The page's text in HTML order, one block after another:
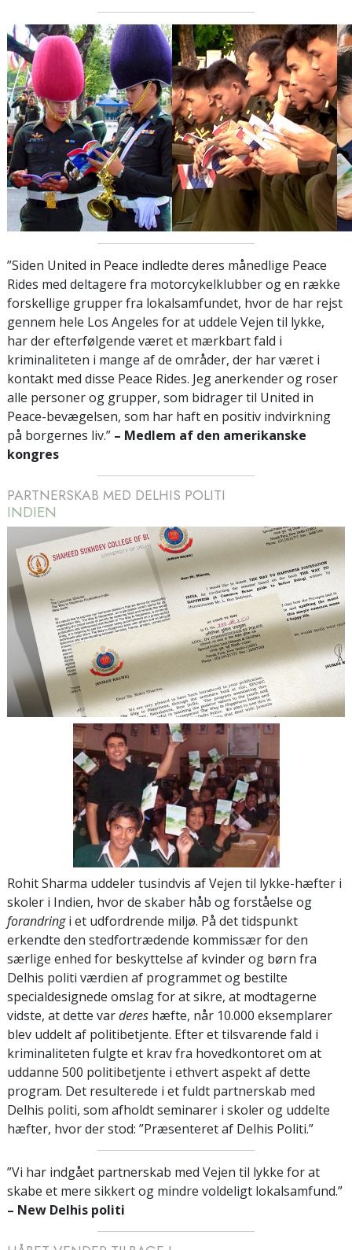
”Siden United in Peace indledte deres månedlige Peace
Rides med deltagere fra motorcykelklubber og en række
forskellige grupper fra lokalsamfundet, hvor de har rejst
gennem hele Los Angeles for at uddele Vejen til lykke,
har der efterfølgende været et mærkbart fald i
kriminaliteten i mange af de områder, der har været i
kontakt med disse Peace Rides. Jeg anerkender og roser
alle personer og grupper, som bidrager til United in
Peace-bevægelsen, som har haft en positiv indvirkning
på borgernes liv.” – Medlem af den amerikanske
kongres
PARTNERSKAB MED DELHIS POLITI
INDIEN
Rohit Sharma uddeler tusindvis af Vejen til lykke-hæfter i
skoler i Indien, hvor de skaber håb og forståelse og
forandringi et udfordrende miljø. På det tidspunkt
erkendte den stedfortrædende kommissær for den
særlige enhed for beskyttelse af kvinder og børn fra
Delhis politi værdien af programmet og bestilte
specialdesignede omslag for at sikre, at modtagerne
vidste, at dette varderes hæfte, når 10.000 eksemplarer
blev uddelt af politibetjente. Efter et tilsvarende fald i
kriminaliteten fulgte et krav fra hovedkontoret om at
uddanne 500 politibetjente i ethvert aspekt af dette
program. Det resulterede i et fuldt partnerskab med
Delhis politi, som afholdt seminarer i skoler og uddelte
hæfter, hvor der stod: ”Præsenteret af Delhis Politi.”
”Vi har indgået partnerskab med Vejen til lykke for at
skabe et mere sikkert og mindre voldeligt lokalsamfund.”
– New Delhis politi